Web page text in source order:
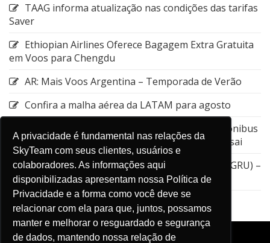
A privacidade é fundamental nas relações da
SkyTeam com seus clientes, usuários e
colaboradores. As informações aqui
disponibilizadas apresentam nossa Política de
Privacidade e a forma como você deve se
relacionar com ela para que, juntos, possamos
manter e melhorar o resguardado e segurança
de dados, mantendo nossa relação de
TAAG informa atualização nas condições das tarifas
Saver
Ethiopian Airlines Oferece Bagagem Extra Gratuita
em Voos para Chengdu
AR: Mais Voos Argentina – Temporada de Verão
Confira a malha aérea da LATAM para agosto
Emirates: Alteração do local de embarque do ônibus
entre a Estação de Nagoya e o Aeroporto de Kansai
GOL: Cancelamento da rota entre Guarulhos (GRU) –
Aruba (AUA)